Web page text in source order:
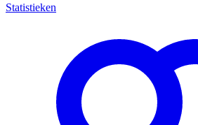
Statistieken